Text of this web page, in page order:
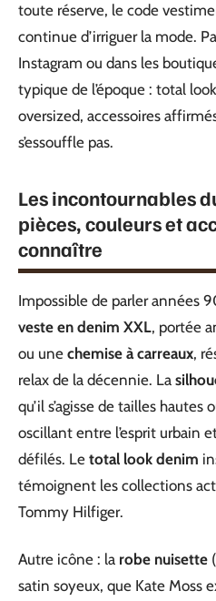
toute réserve, le code
continue d’irriguer la mode.
Instagram ou dans les
typique de l’époque : total
oversized, accessoires
s’essouffle pas.
Les incontournables
pièces, couleurs et
connaître
Impossible de parler années
veste en denim XXL, portée
ou une chemise à carreaux,
relax de la décennie. La
qu’il s’agisse de tailles hautes
oscillant entre l’esprit urbain
défilés. Le total look denim
témoignent les collections
Tommy Hilfiger.
Autre icône : la robe nuisette
satin soyeux, que Kate Moss